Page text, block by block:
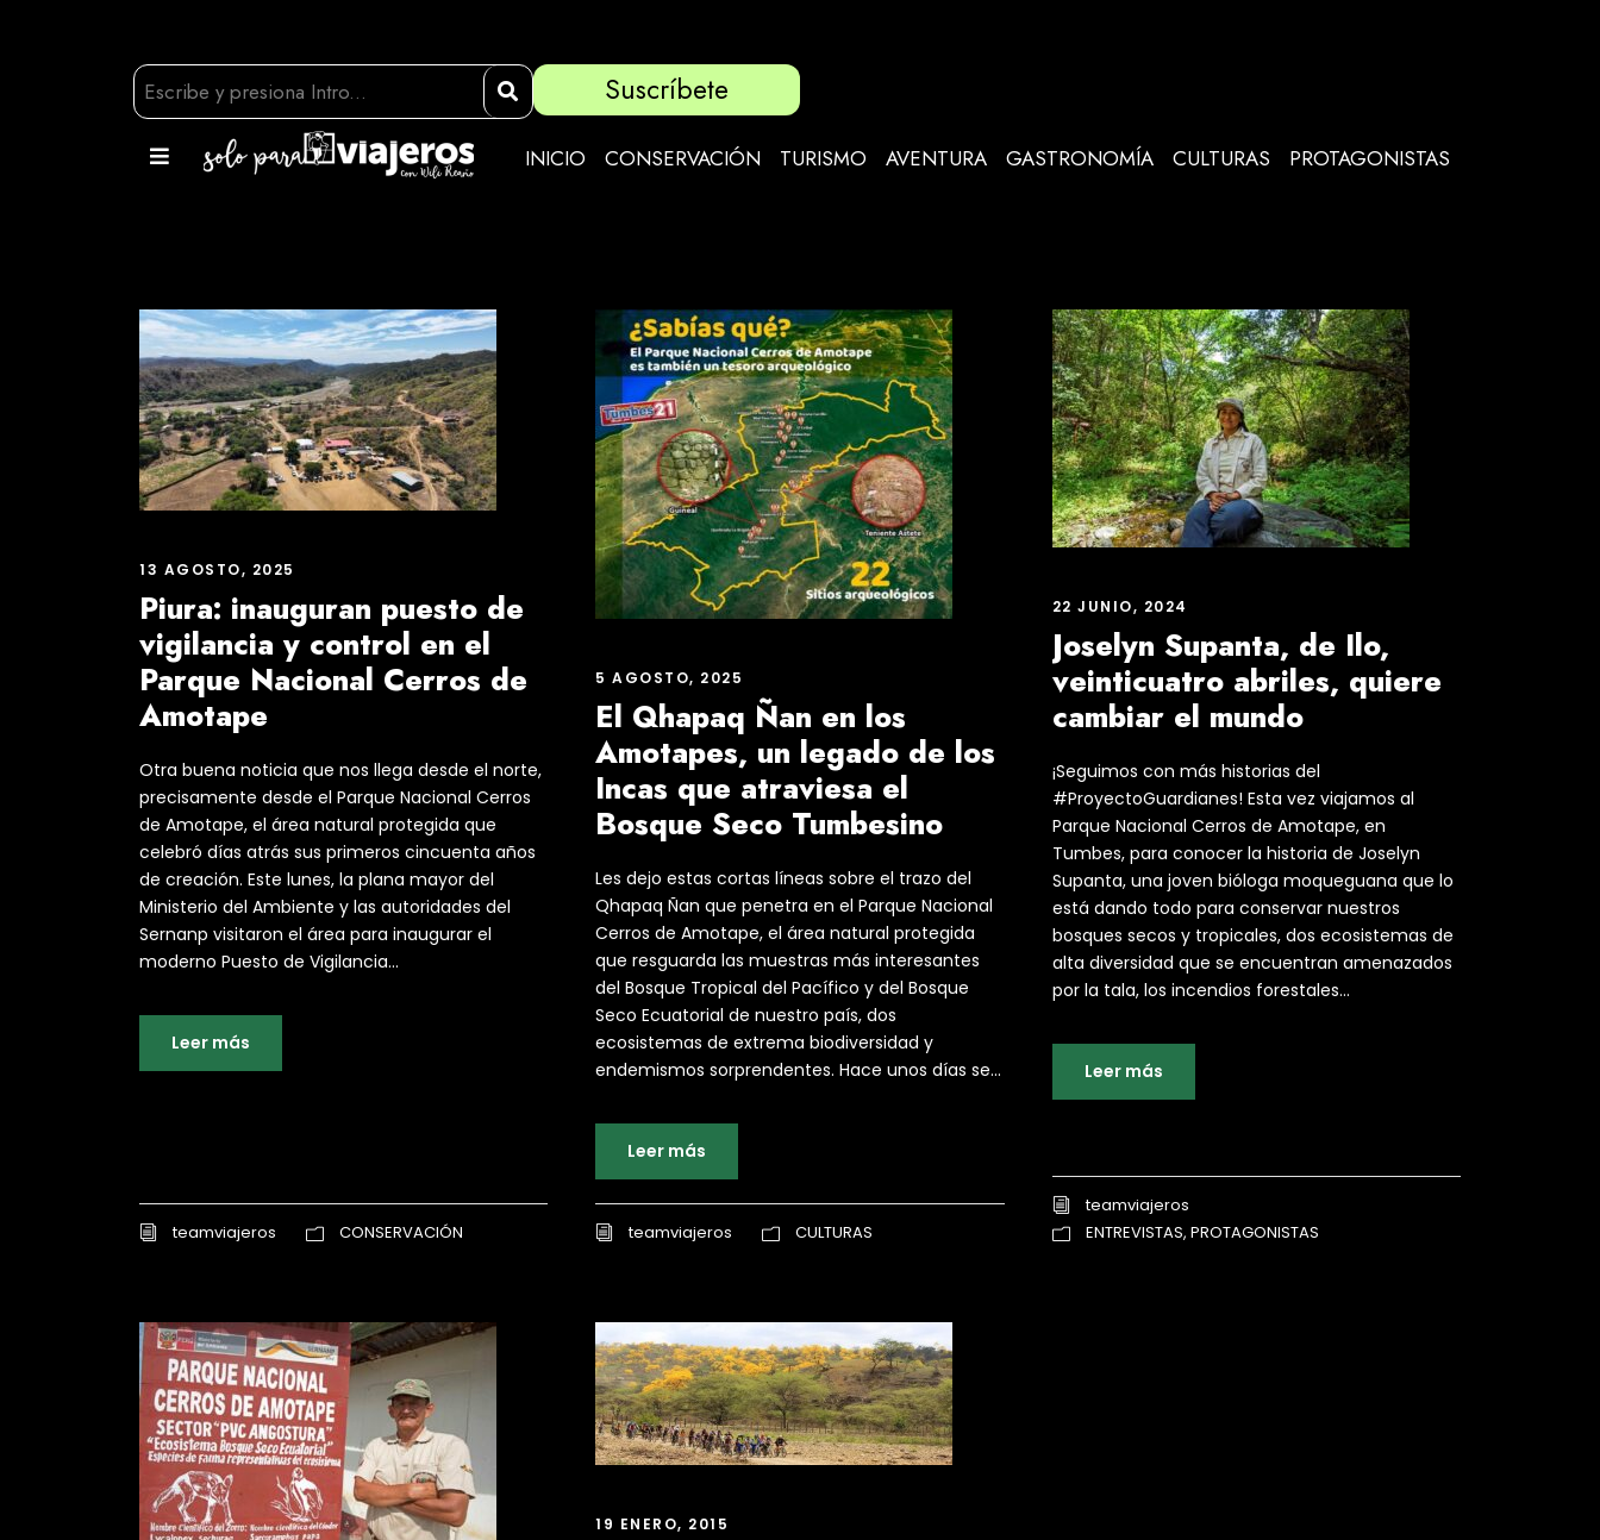
Suscríbete
INICIO CONSERVACIÓN TURISMO AVENTURA GASTRONOMÍA CULTURAS PROTAGONISTAS
13 AGOSTO, 2025
Piura: inauguran puesto de
vigilancia y control en el
Parque Nacional Cerros de
Amotape
Otra buena noticia que nos llega desde el norte,
precisamente desde el Parque Nacional Cerros
de Amotape, el área natural protegida que
celebró días atrás sus primeros cincuenta años
de creación. Este lunes, la plana mayor del
Ministerio del Ambiente y las autoridades del
Sernanp visitaron el área para inaugurar el
moderno Puesto de Vigilancia...
Leer más
teamviajeros CONSERVACIÓN
5 AGOSTO, 2025
El Qhapaq Ñan en los
Amotapes, un legado de los
Incas que atraviesa el
Bosque Seco Tumbesino
Les dejo estas cortas líneas sobre el trazo del
Qhapaq Ñan que penetra en el Parque Nacional
Cerros de Amotape, el área natural protegida
que resguarda las muestras más interesantes
del Bosque Tropical del Pacífico y del Bosque
Seco Ecuatorial de nuestro país, dos
ecosistemas de extrema biodiversidad y
endemismos sorprendentes. Hace unos días se...
Leer más
teamviajeros CULTURAS
22 JUNIO, 2024
Joselyn Supanta, de Ilo,
veinticuatro abriles, quiere
cambiar el mundo
¡Seguimos con más historias del
#ProyectoGuardianes! Esta vez viajamos al
Parque Nacional Cerros de Amotape, en
Tumbes, para conocer la historia de Joselyn
Supanta, una joven bióloga moqueguana que lo
está dando todo para conservar nuestros
bosques secos y tropicales, dos ecosistemas de
alta diversidad que se encuentran amenazados
por la tala, los incendios forestales...
Leer más
teamviajeros
ENTREVISTAS, PROTAGONISTAS
19 ENERO, 2015